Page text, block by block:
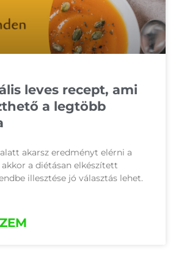
leves recept, ami
a legtöbb
akarsz eredményt elérni a
a diétásan elkészített
illesztése jó választás lehet.